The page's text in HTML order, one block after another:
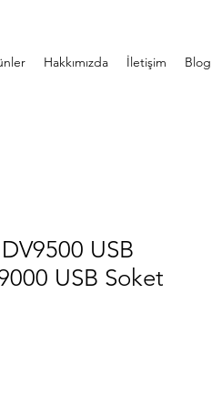
Hakkımızda İletişim Blog
USB
USB Soket